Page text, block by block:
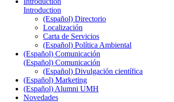
Introduction
(Español) Directorio
Localización
Carta de Servicios
(Español) Política Ambiental
(Español) Comunicación
(Español) Comunicación
(Español) Divulgación científica
(Español) Marketing
(Español) Alumni UMH
Novedades